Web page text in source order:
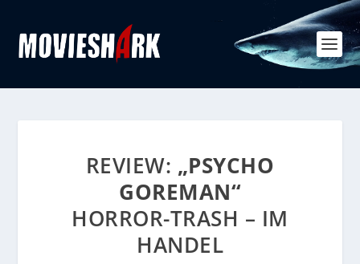
REVIEW: „PSYCHO
GOREMAN“
HORROR-TRASH – IM
HANDEL